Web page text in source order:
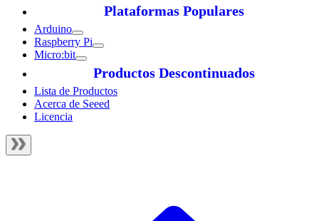
Plataformas Populares
Arduino
Raspberry Pi
Micro:bit
Productos Descontinuados
Lista de Productos
Acerca de Seeed
Licencia